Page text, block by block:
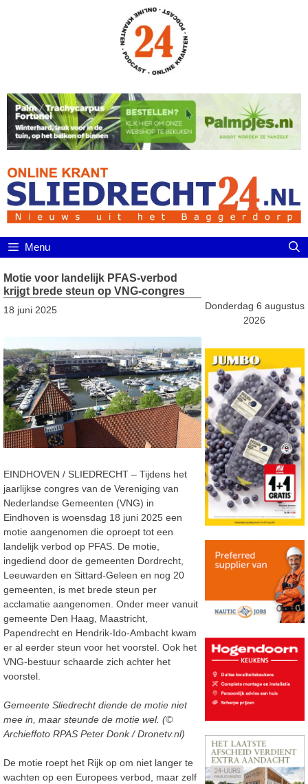
Menu
Motie voor landelijk PFAS-verbod
krijgt brede steun op VNG-congres
18 juni 2025
EINDHOVEN / SLIEDRECHT – Tijdens het
jaarlijkse congres van de Vereniging van
Nederlandse Gemeenten (VNG) in
Eindhoven is woensdag 18 juni 2025 een
motie aangenomen die oproept tot een
landelijk verbod op PFAS. De motie,
ingediend door de gemeenten Dordrecht,
Leeuwarden en Sittard-Geleen en nog 20
gemeenten, is met brede steun per
acclamatie aangenomen. Onder meer vanuit
gemeente Den Haag, Maastricht,
Papendrecht en Hendrik-Ido-Ambacht kwam
er al eerder steun voor het voorstel. Ook het
VNG-bestuur schaarde zich achter het
voorstel.
Gemeente Sliedrecht diende de motie niet
mee in, maar steunde de motie wel. (©
Archieffoto RPAS Peter Donk / Dronetv.nl)
De motie roept het Rijk op om niet langer te
wachten op een Europees verbod, maar zelf
Donderdag 6 augustus
2026